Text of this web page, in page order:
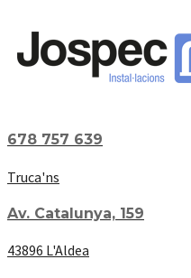
678 757 639
Truca'ns
Av. Catalunya, 159
43896 L'Aldea